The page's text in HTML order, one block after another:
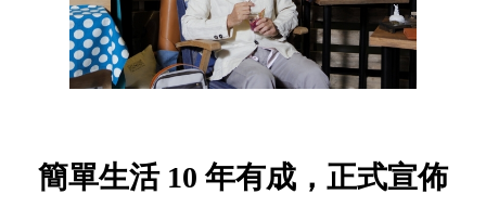
簡單生活 10 年有成，正式宣佈